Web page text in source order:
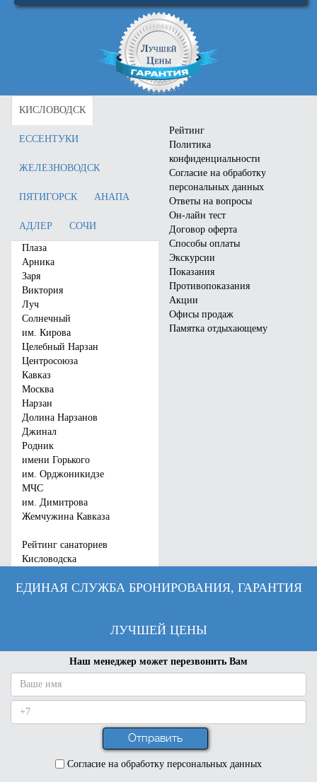
Санаторий "Дагомыс"
Дагомыс
руб.
Забронировать
Город:
Отель «Bridge Family»
Город:
Отзывы:
Цена от:
Забронировать
Отель «Славянка»
Город:Анапа (Центр)
КИСЛОВОДСК
ЕССЕНТУКИ
ЖЕЛЕЗНОВОДСК
ПЯТИГОРСК АНАПА
АДЛЕР СОЧИ
Плаза
Арника
Заря
Виктория
Луч
Солнечный
им. Кирова
Целебный Нарзан
Центросоюза
Кавказ
Москва
Нарзан
Долина Нарзанов
Джинал
Родник
имени Горького
им. Орджоникидзе
МЧС
им. Димитрова
Жемчужина Кавказа
Рейтинг санаториев
Кисловодска
Рейтинг
Политика
конфиденциальности
Согласие на обработку
персональных данных
Ответы на вопросы
Он-лайн тест
Договор оферта
Способы оплаты
Экскурсии
Показания
Противопоказания
Акции
Офисы продаж
Памятка отдыхающему
ЕДИНАЯ СЛУЖБА БРОНИРОВАНИЯ, ГАРАНТИЯ
ЛУЧШЕЙ ЦЕНЫ
Наш менеджер может перезвонить Вам
Согласие на обработку персональных данных